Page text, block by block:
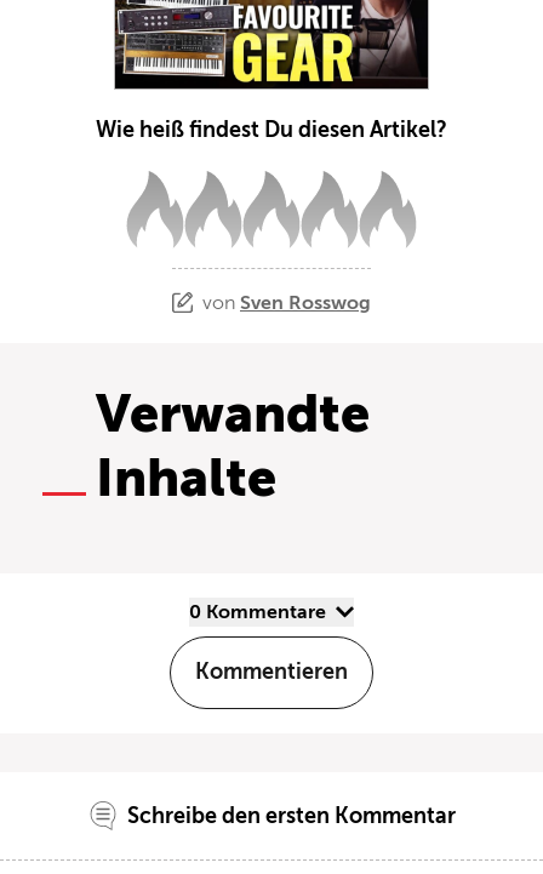
Wie heiß findest Du diesen Artikel?
von Sven Rosswog
Verwandte
Inhalte
0 Kommentare
Kommentieren
Schreibe den ersten Kommentar